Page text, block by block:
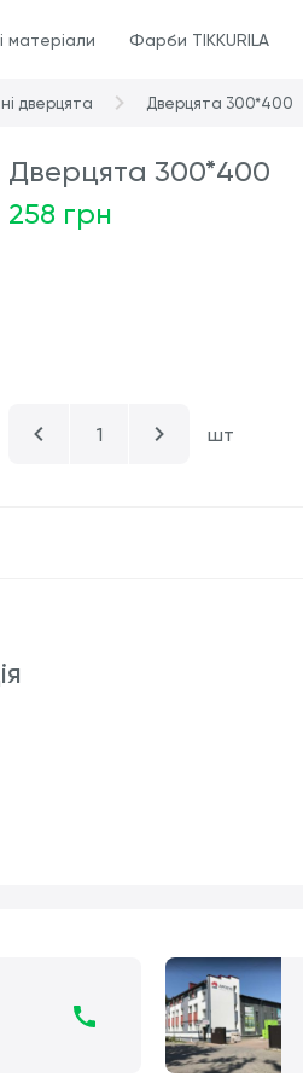
матеріали Фарби TIKKURILA
дверцята Дверцята 300*400
Дверцята 300*400
258 грн
шт